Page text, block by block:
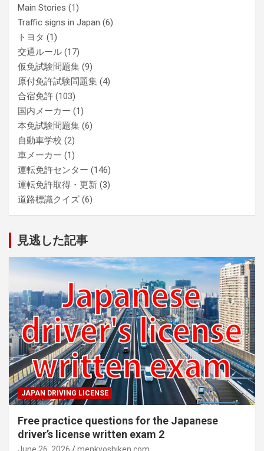
Main Stories (1)
Traffic signs in Japan (6)
トヨタ (1)
交通ルール (17)
仮免試験問題集 (9)
原付免許試験問題集 (4)
合宿免許 (103)
国内メーカー (1)
本免試験問題集 (6)
自動車学校 (2)
車メーカー (1)
運転免許センター (146)
運転免許取得・更新 (3)
道路標識クイズ (6)
見逃した記事
JAPAN DRIVING LICENSE
Free practice questions for the Japanese
driver’s license written exam 2